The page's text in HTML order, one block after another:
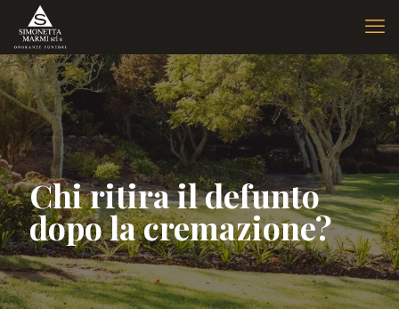
Chi ritira il defunto
dopo la cremazione?